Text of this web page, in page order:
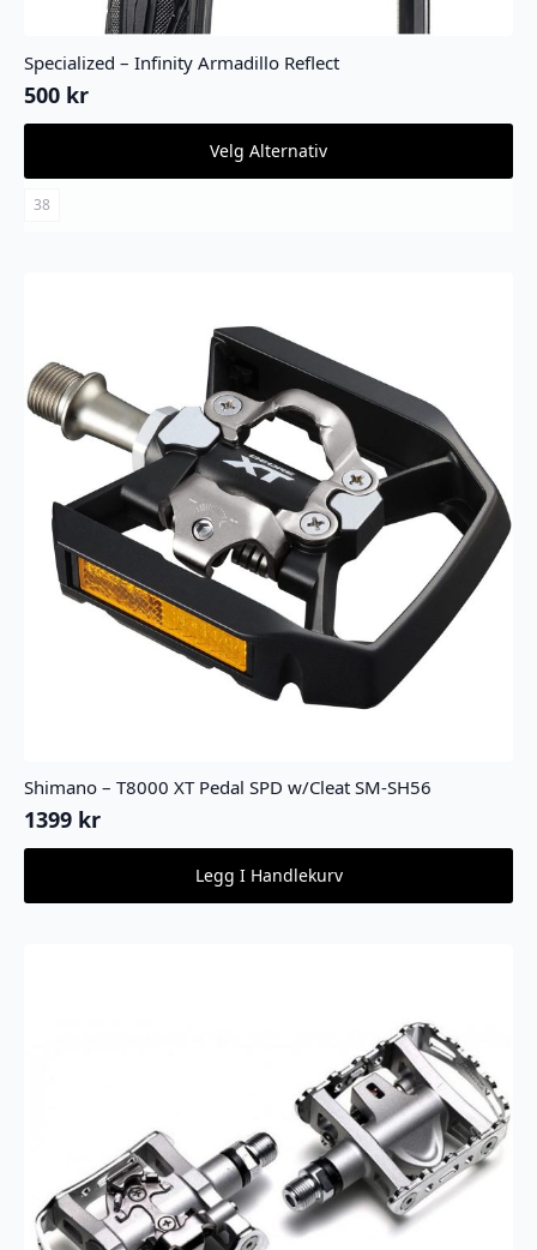
Specialized – Infinity Armadillo Reflect
500 kr
Velg Alternativ
Dette
har
flere
38
Shimano – T8000 XT Pedal SPD w/Cleat SM-SH56
1399 kr
Legg I Handlekurv